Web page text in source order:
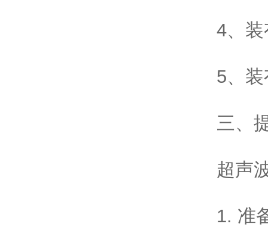
4、装有
5、装有
三、提
超声波
1. 准备